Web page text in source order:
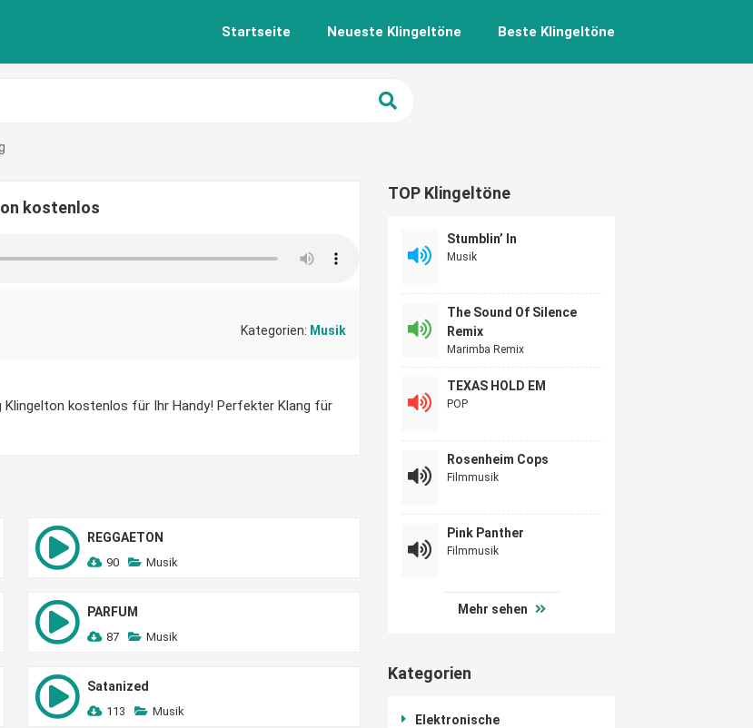
Startseite Neueste Klingeltöne Beste Klingeltöne
kostenlos
Kategorien: Musik
kostenlos für Ihr Handy! Perfekter Klang für
REGGAETON
90 Musik
PARFUM
87 Musik
Satanized
113 Musik
TOP Klingeltöne
Stumblin’ In
Musik
The Sound Of Silence
Remix
Marimba Remix
TEXAS HOLD EM
POP
Rosenheim Cops
Filmmusik
Pink Panther
Filmmusik
Mehr sehen
Kategorien
Elektronische